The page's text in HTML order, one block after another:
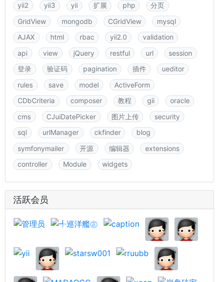
yii2 yii3 yii 扩展 php
分页
GridView
mongodb CGridView
mysql
AJAX
html rbac yii2.0
validation
api
view jQuery restful url
session
登录
验证码 pagination 插件
ueditor
rules
save model
ActiveForm
CDbCriteria
composer 教程 gii
oracle
cms
CJuiDatePicker 图片上传
security
sql
urlManager ckfinder
blog
symfonymailer
开源 编辑器
extensions
controller
Module widgets
活跃会员